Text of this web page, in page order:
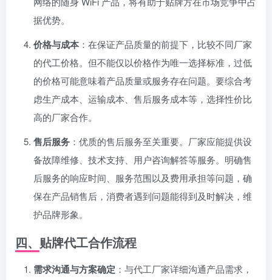
据优势。
价格与成本：在保证产品质量的前提下，比较不同厂家
的代工价格。但不能仅以价格作为唯一选择标准，过低
的价格可能意味着产品质量或服务存在问题。要综合考
虑生产成本、运输成本、售后服务成本等，选择性价比
高的厂家合作。
售后服务 ：优质的售后服务至关重要。厂家应能提供设
备故障维修、技术支持、用户咨询解答等服务。明确售
后服务的响应时间、服务范围以及费用承担等问题，确
保在产品销售后，消费者遇到问题能得到及时解决，维
护品牌形象。
四、贴牌代工合作流程
需求沟通与方案确定 ：与代工厂家详细沟通产品需求，